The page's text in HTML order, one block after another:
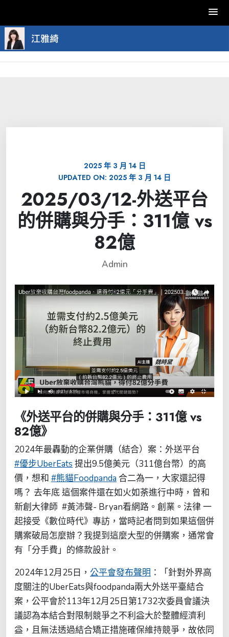
Skip
to
content
2025 年 3 月 14 日
UPDATED ON: 2025 年 3 月 14 日
2025/03/12-外送平台
的併購與分手：311億 vs
82億
Admin
《外送平台的併購與分手：311億 vs
82億》
2024年最轟動的企業併購（結合）案：外送平台
#優步UberEats 提出9.5億美元（311億台幣）的高
價，想和 #熊貓Foodpanda 合二為一，大家還記得
嗎？ 去年底 這個案件還在如火如荼進行中時，曾和
新創大律師 #黃沛聲- Bryan看網路。創業。法律 一
起接受《數位時代》專訪，當時記者問到如果這個併
購案破局怎麼辦？我提到這麼大型的併購案，通常會
有「分手費」的條款設計。
2024年12月25日， 公平會發布聲明 ：「針對外界高
度關注的UberEats與foodpanda兩大外送平臺結合
案，公平會於113年12月25日第1732次委員會議決
議認為本結合對限制競爭之不利益大於整體經濟利
益，且無法透過結合矯正措施確保維持競爭，故依同